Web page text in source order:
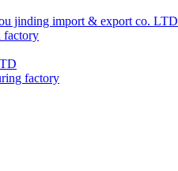
jinding import & export co. LTD
factory
factory